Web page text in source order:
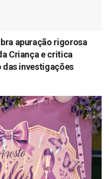
apuração rigorosa
Criança e critica
investigações